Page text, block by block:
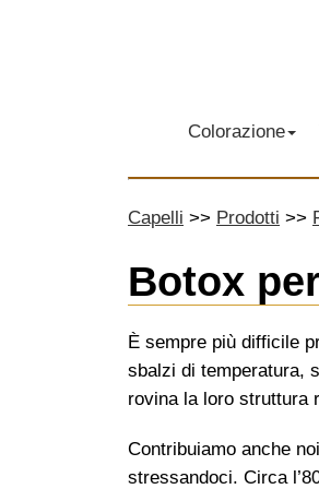
Colorazione
Capelli Prodotti
Botox
È sempre più difficile
sbalzi di temperatura,
rovina la loro struttura
Contribuiamo anche
stressandoci. Circa